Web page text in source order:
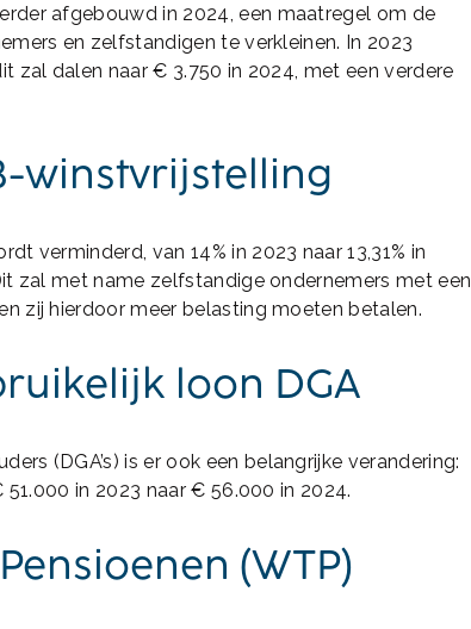
afgebouwd in 2024, een maatregel om de
en zelfstandigen te verkleinen. In 2023
zal dalen naar € 3.750 in 2024, met een verdere
winstvrijstelling
verminderd, van 14% in 2023 naar 13,31% in
zal met name zelfstandige ondernemers met een
zij hierdoor meer belasting moeten betalen.
loon DGA
(DGA’s) is er ook een belangrijke verandering:
in 2023 naar € 56.000 in 2024.
(WTP)